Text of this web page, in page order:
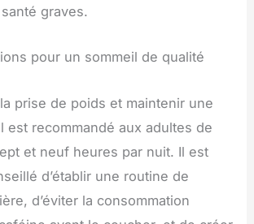
graves.
pour un sommeil de qualité
prise de poids et maintenir une
est recommandé aux adultes de
et neuf heures par nuit. Il est
d’établir une routine de
d’éviter la consommation